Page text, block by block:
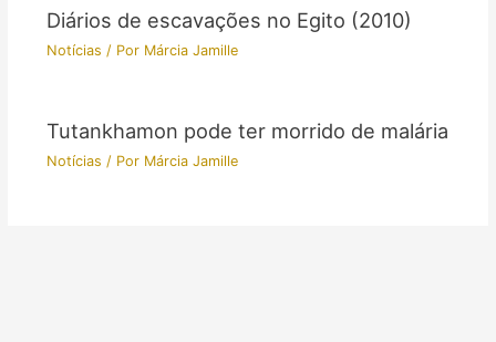
Diários de escavações no Egito (2010)
Notícias / Por Márcia Jamille
Tutankhamon pode ter morrido de malária
Notícias / Por Márcia Jamille